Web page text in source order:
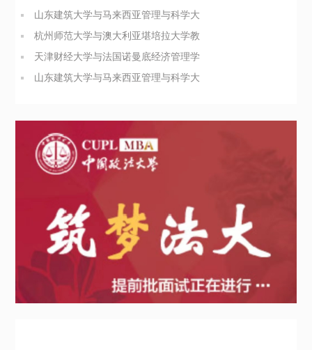
目招生简章
山东建筑大学与马来西亚管理与科学大
学管理科学硕士招生简章
杭州师范大学与澳大利亚堪培拉大学教
育领导与管理硕士简章
天津财经大学与法国诺曼底经济管理学
院工商管理硕士招生简章
山东建筑大学与马来西亚管理与科学大